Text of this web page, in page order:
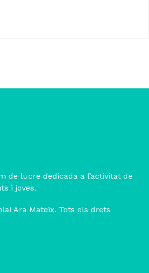
de lucre dedicada a l’activitat de
i joves.
Ara Mateix. Tots els drets